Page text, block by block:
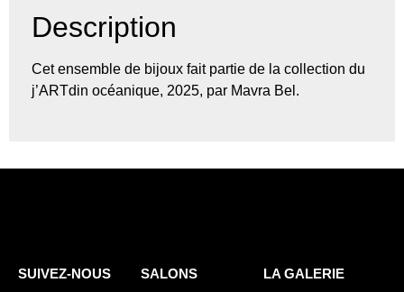
Description
Cet ensemble de bijoux fait partie de la collection du
j’ARTdin océanique, 2025, par Mavra Bel.
SUIVEZ-NOUS SALONS LA GALERIE